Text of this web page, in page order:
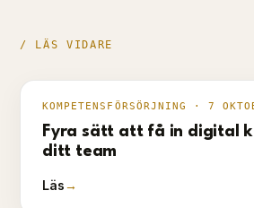
/ LÄS VIDARE
KOMPETENSFÖRSÖRJNING ·7
Fyra sätt att få in digital
ditt team
Läs→